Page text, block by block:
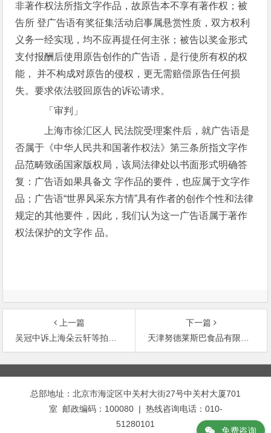
非著作权法所指文字作品，故原告本不享有著作权；被
告所 登广告语有奖征集活动启事属悬赏性质，双方权利
义务一经实现，均不应再提任何主张；被告以奖金形式
支付报酬后使用原告创作的广告语，是行使所有权的权
能， 并不构成对原告的侵权，更无需赔偿原告任何损
失。要求依法驳回原告的诉讼请求。
「审判」
上海市徐汇区人 民法院受理案件后，就广告语是
否属于《中华人民共和国著作权法》第三条所指文字作
品范畴致函国家版权局，该局法律处以书面形式明确答
复：广告语如果具备文 字作品的要件，也应属于文字作
品；广告语“世界风采东方情”具有作者的创作个性和法律
规定的其他要件，因此，我们认为这一广告语属于著作
权法保护的文字作 品。
上一篇
吴冠中诉上海朵云轩等拍卖假冒其署名的美术作品侵权案
下一篇
天津努德莱斯巴食品有限公司诉李绍昌违反保密协议侵犯其技术秘密
文
章
总部地址：北京市海淀区中关村大街27号中关村大厦701
室 邮政编码：100080 | 热线咨询电话：010-
51280101
免费咨询